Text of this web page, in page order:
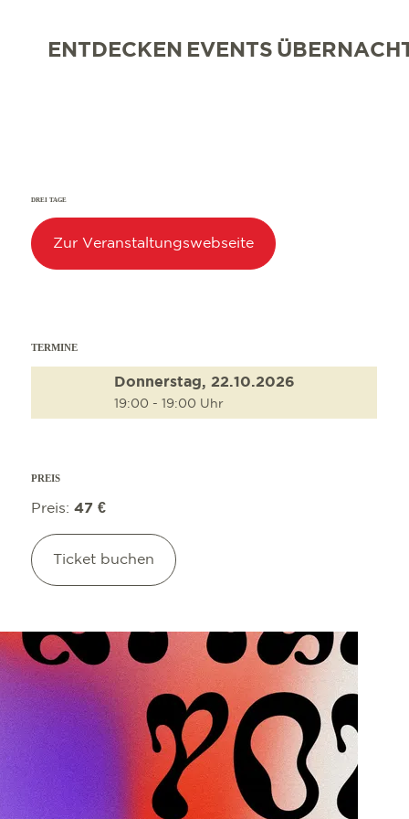
ENTDECKEN EVENTS
DREI TAGE
Zur Veranstaltungswebseite
TERMINE
Donnerstag, 22.10.2026
19:00 - 19:00 Uhr
PREIS
Preis: 47 €
Ticket buchen